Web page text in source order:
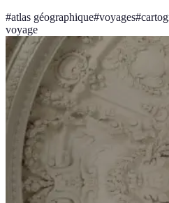
#atlas géographique#voyages#
voyage